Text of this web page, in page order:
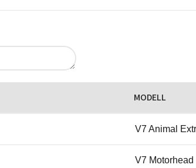
MODELL
V7 Animal
V7 Motorhead